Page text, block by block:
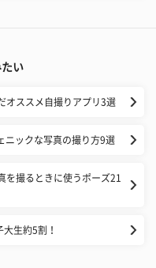
い
オススメ自撮りアプリ3選
ニックな写真の撮り方9選
を撮るときに使うポーズ21
生約5割！